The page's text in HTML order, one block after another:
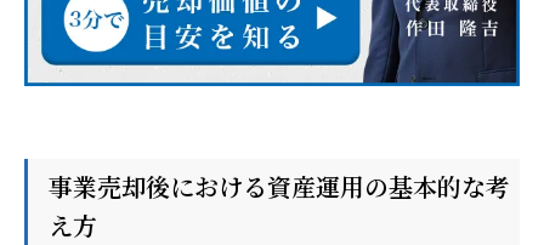
事業売却後における資産運用の基本的な考
え方